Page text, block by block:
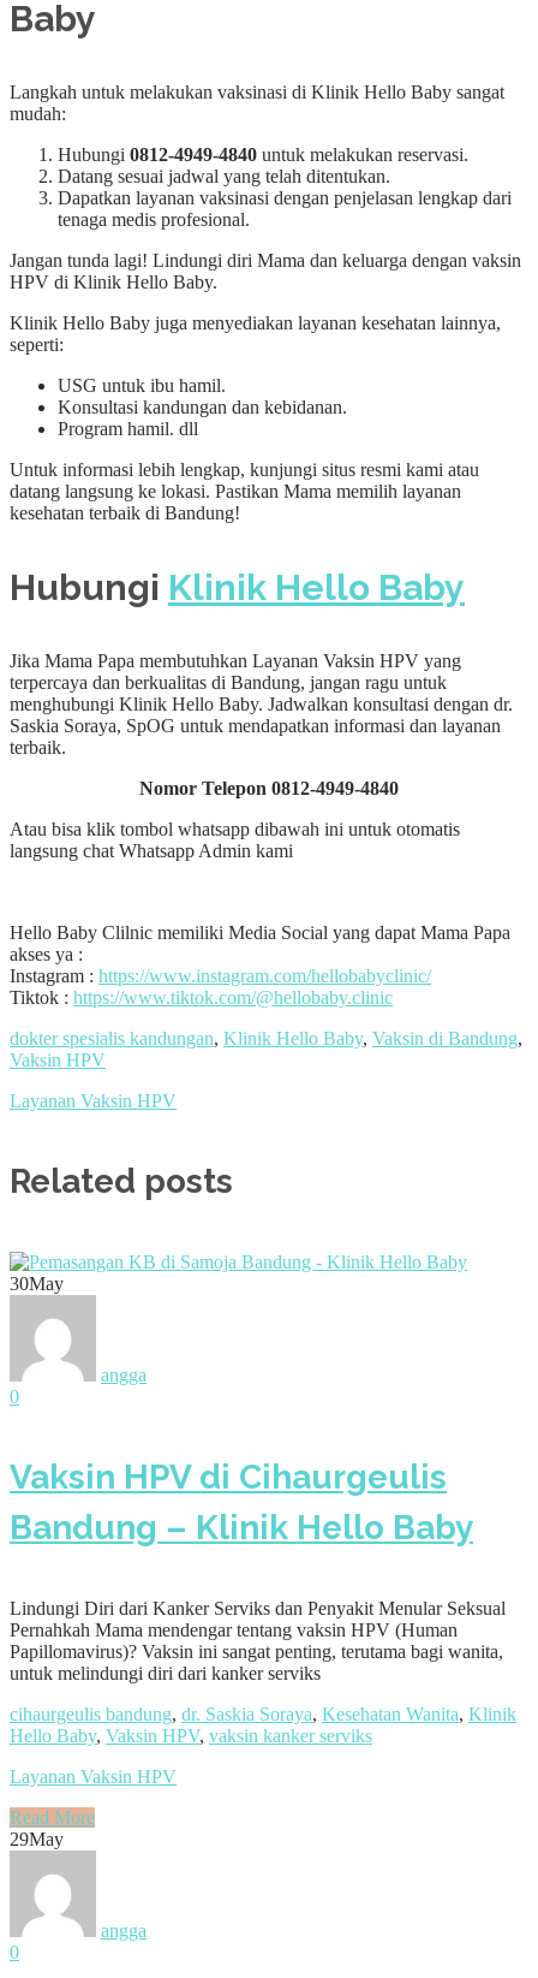
Baby
Langkah untuk melakukan vaksinasi di Klinik Hello Baby sangat
mudah:
Hubungi 0812-4949-4840 untuk melakukan reservasi.
Datang sesuai jadwal yang telah ditentukan.
Dapatkan layanan vaksinasi dengan penjelasan lengkap dari
tenaga medis profesional.
Jangan tunda lagi! Lindungi diri Mama dan keluarga dengan vaksin
HPV di Klinik Hello Baby.
Klinik Hello Baby juga menyediakan layanan kesehatan lainnya,
seperti:
USG untuk ibu hamil.
Konsultasi kandungan dan kebidanan.
Program hamil. dll
Untuk informasi lebih lengkap, kunjungi situs resmi kami atau
datang langsung ke lokasi. Pastikan Mama memilih layanan
kesehatan terbaik di Bandung!
Hubungi Klinik Hello Baby
Jika Mama Papa membutuhkan Layanan Vaksin HPV yang
terpercaya dan berkualitas di Bandung, jangan ragu untuk
menghubungi Klinik Hello Baby. Jadwalkan konsultasi dengan dr.
Saskia Soraya, SpOG untuk mendapatkan informasi dan layanan
terbaik.
Nomor Telepon 0812-4949-4840
Atau bisa klik tombol whatsapp dibawah ini untuk otomatis
langsung chat Whatsapp Admin kami
Hello Baby Clilnic memiliki Media Social yang dapat Mama Papa
akses ya :
Instagram : https://www.instagram.com/hellobabyclinic/
Tiktok : https://www.tiktok.com/@hellobaby.clinic
dokter spesialis kandungan, Klinik Hello Baby, Vaksin di Bandung,
Vaksin HPV
Layanan Vaksin HPV
Related posts
30May
angga
0
Vaksin HPV di Cihaurgeulis
Bandung – Klinik Hello Baby
Lindungi Diri dari Kanker Serviks dan Penyakit Menular Seksual
Pernahkah Mama mendengar tentang vaksin HPV (Human
Papillomavirus)? Vaksin ini sangat penting, terutama bagi wanita,
untuk melindungi diri dari kanker serviks
cihaurgeulis bandung, dr. Saskia Soraya, Kesehatan Wanita, Klinik
Hello Baby, Vaksin HPV, vaksin kanker serviks
Layanan Vaksin HPV
Read More
29May
angga
0